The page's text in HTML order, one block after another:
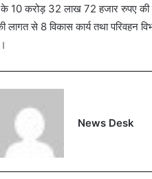
के 10 करोड़ 32 लाख 72 हजार रुपए की
लागत से 8 विकास कार्य तथा परिवहन
News Desk